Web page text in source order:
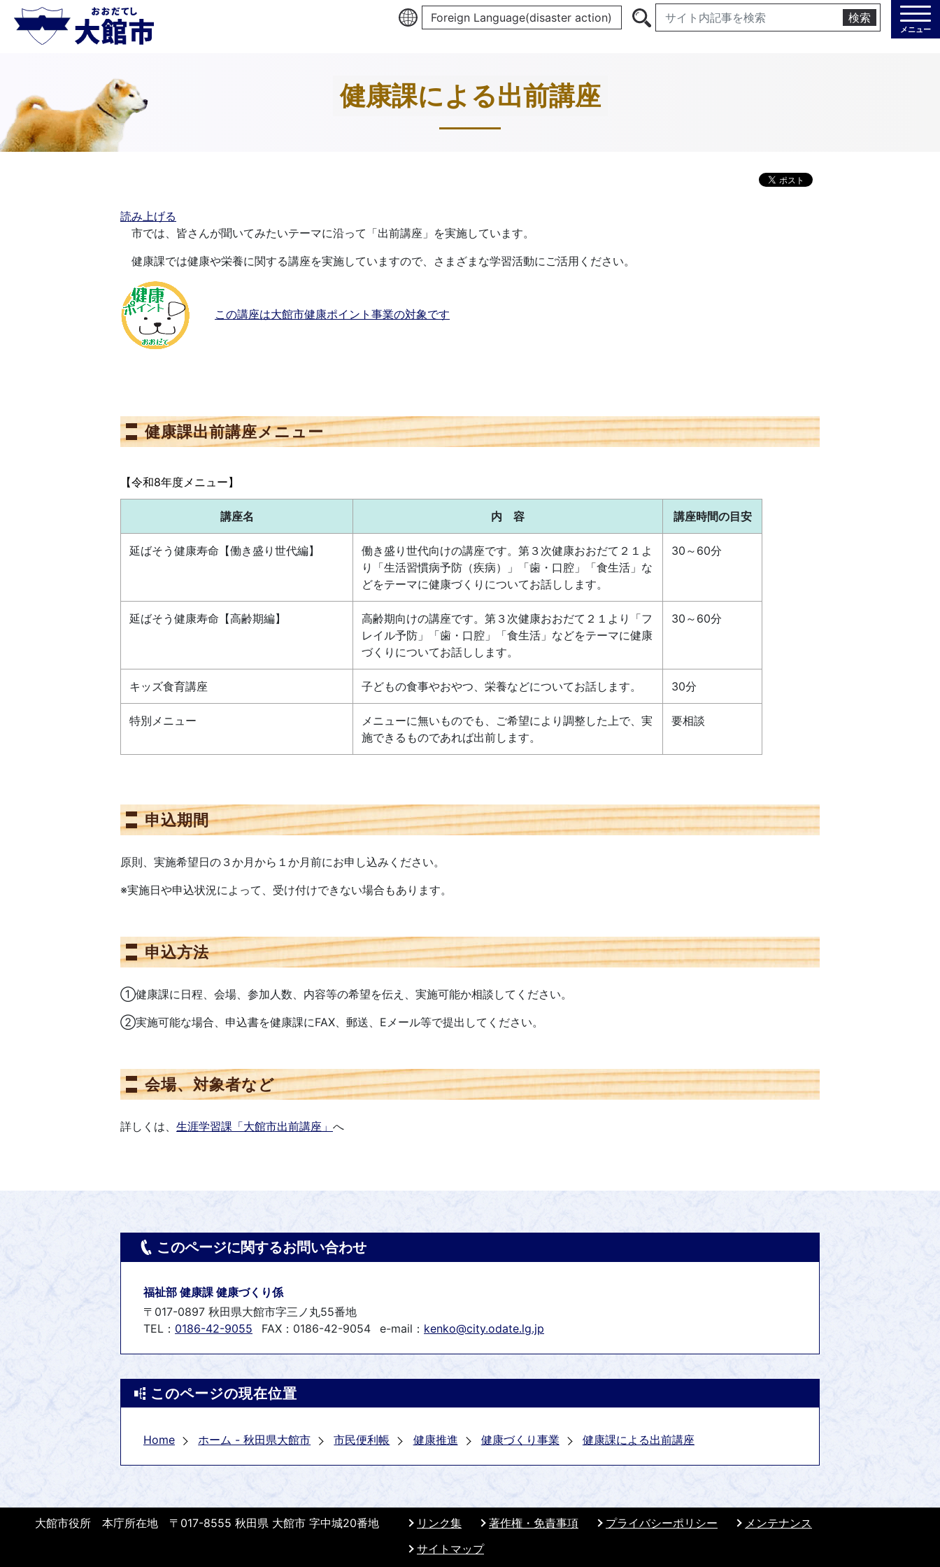
Foreign Language(disaster action) 検索
メニュー
健康課による出前講座
読み上げる
市では、皆さんが聞いてみたいテーマに沿って「出前講座」を実施しています。
健康課では健康や栄養に関する講座を実施していますので、さまざまな学習活動にご活用ください。
この講座は大館市健康ポイント事業の対象です
健康課出前講座メニュー
【令和8年度メニュー】
講座名 内 容 講座時間の目安
延ばそう健康寿命【働き盛り世代編】
働き盛り世代向けの講座です。第３次健康おおだて２１よ
り「生活習慣病予防（疾病）」「歯・口腔」「食生活」な
どをテーマに健康づくりについてお話しします。
30～60分
延ばそう健康寿命【高齢期編】
高齢期向けの講座です。第３次健康おおだて２１より「フ
レイル予防」「歯・口腔」「食生活」などをテーマに健康
づくりについてお話しします。
30～60分
キッズ食育講座 子どもの食事やおやつ、栄養などについてお話します。 30分
特別メニュー
メニューに無いものでも、ご希望により調整した上で、実
施できるものであれば出前します。
要相談
申込期間
原則、実施希望日の３か月から１か月前にお申し込みください。
※実施日や申込状況によって、受け付けできない場合もあります。
申込方法
①健康課に日程、会場、参加人数、内容等の希望を伝え、実施可能か相談してください。
②実施可能な場合、申込書を健康課にFAX、郵送、Eメール等で提出してください。
会場、対象者など
詳しくは、 生涯学習課「大館市出前講座」 へ
このページに関するお問い合わせ
福祉部 健康課 健康づくり係
〒017-0897 秋田県大館市字三ノ丸55番地
TEL： 0186-42-9055 FAX：0186-42-9054 e-mail： kenko@city.odate.lg.jp
このページの現在位置
Home ホーム - 秋田県大館市 市民便利帳 健康推進 健康づくり事業 健康課による出前講座
リンク集 著作権・免責事項 プライバシーポリシー
メンテナンス
サイトマップ
大館市役所 本庁所在地 〒017-8555 秋田県 大館市 字中城20番地